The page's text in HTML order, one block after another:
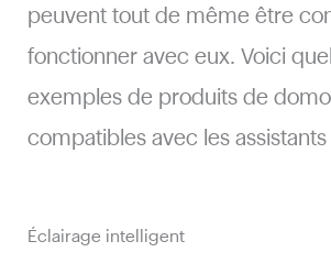
peuvent tout de même être
fonctionner avec eux. Voici
exemples de produits de
compatibles avec les
Éclairage intelligent